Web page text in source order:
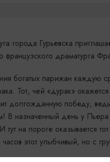
города Гурьевска
французского драматурга
богатых парижан каждую
Тот, чей «дурак»
долгожданную победу,
назначенный день у Пьера
тут на пороге оказывается
этот улыбчивый, но с